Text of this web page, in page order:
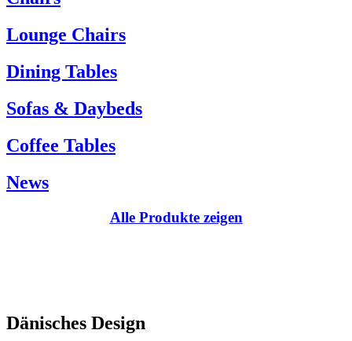
Kundenservice:
Tel.: +45 66 12 14 04
info@carlhansen.dk
Lounge Chairs
Dining Tables
Sofas & Daybeds
Coffee Tables
News
Alle Produkte zeigen
Dänisches Design